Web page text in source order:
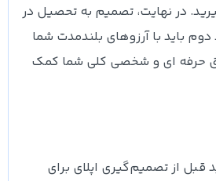
در نهایت، تصمیم به تحصیل در
باید با آرزوهای بلندمدت شما
حرفه ای و شخصی کلی شما کمک
قبل از تصمیم‌گیری اپلای برای